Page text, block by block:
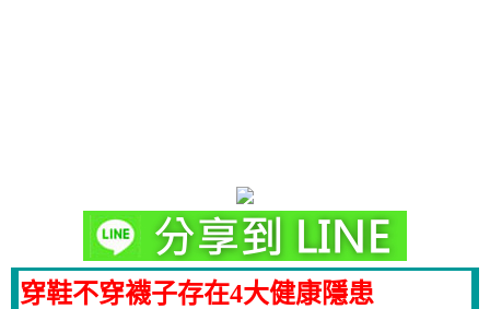
穿鞋不穿襪子存在4大健康隱患